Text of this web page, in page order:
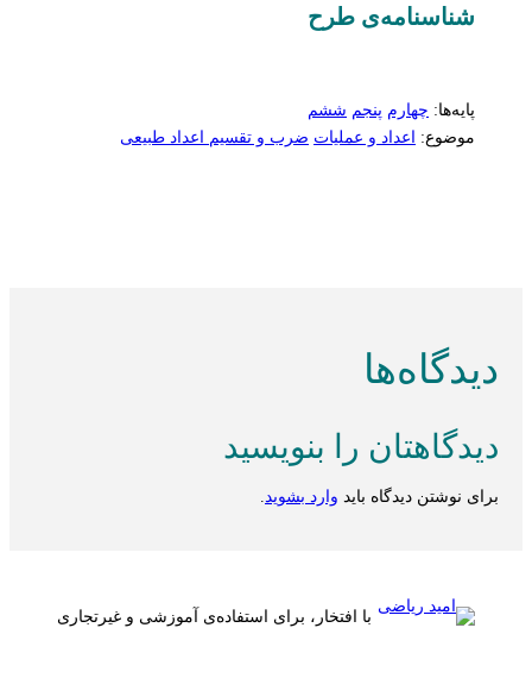
شناسنامه‌ی طرح
پایه‌ها: چهارم پنجم ششم
موضوع:
اعداد و عملیات ضرب و تقسیم اعداد طبیعی
دیدگاه‌ها
دیدگاهتان را بنویسید
برای نوشتن دیدگاه باید وارد بشوید
با افتخار، برای استفاده‌ی آموزشی و غیرتجاری